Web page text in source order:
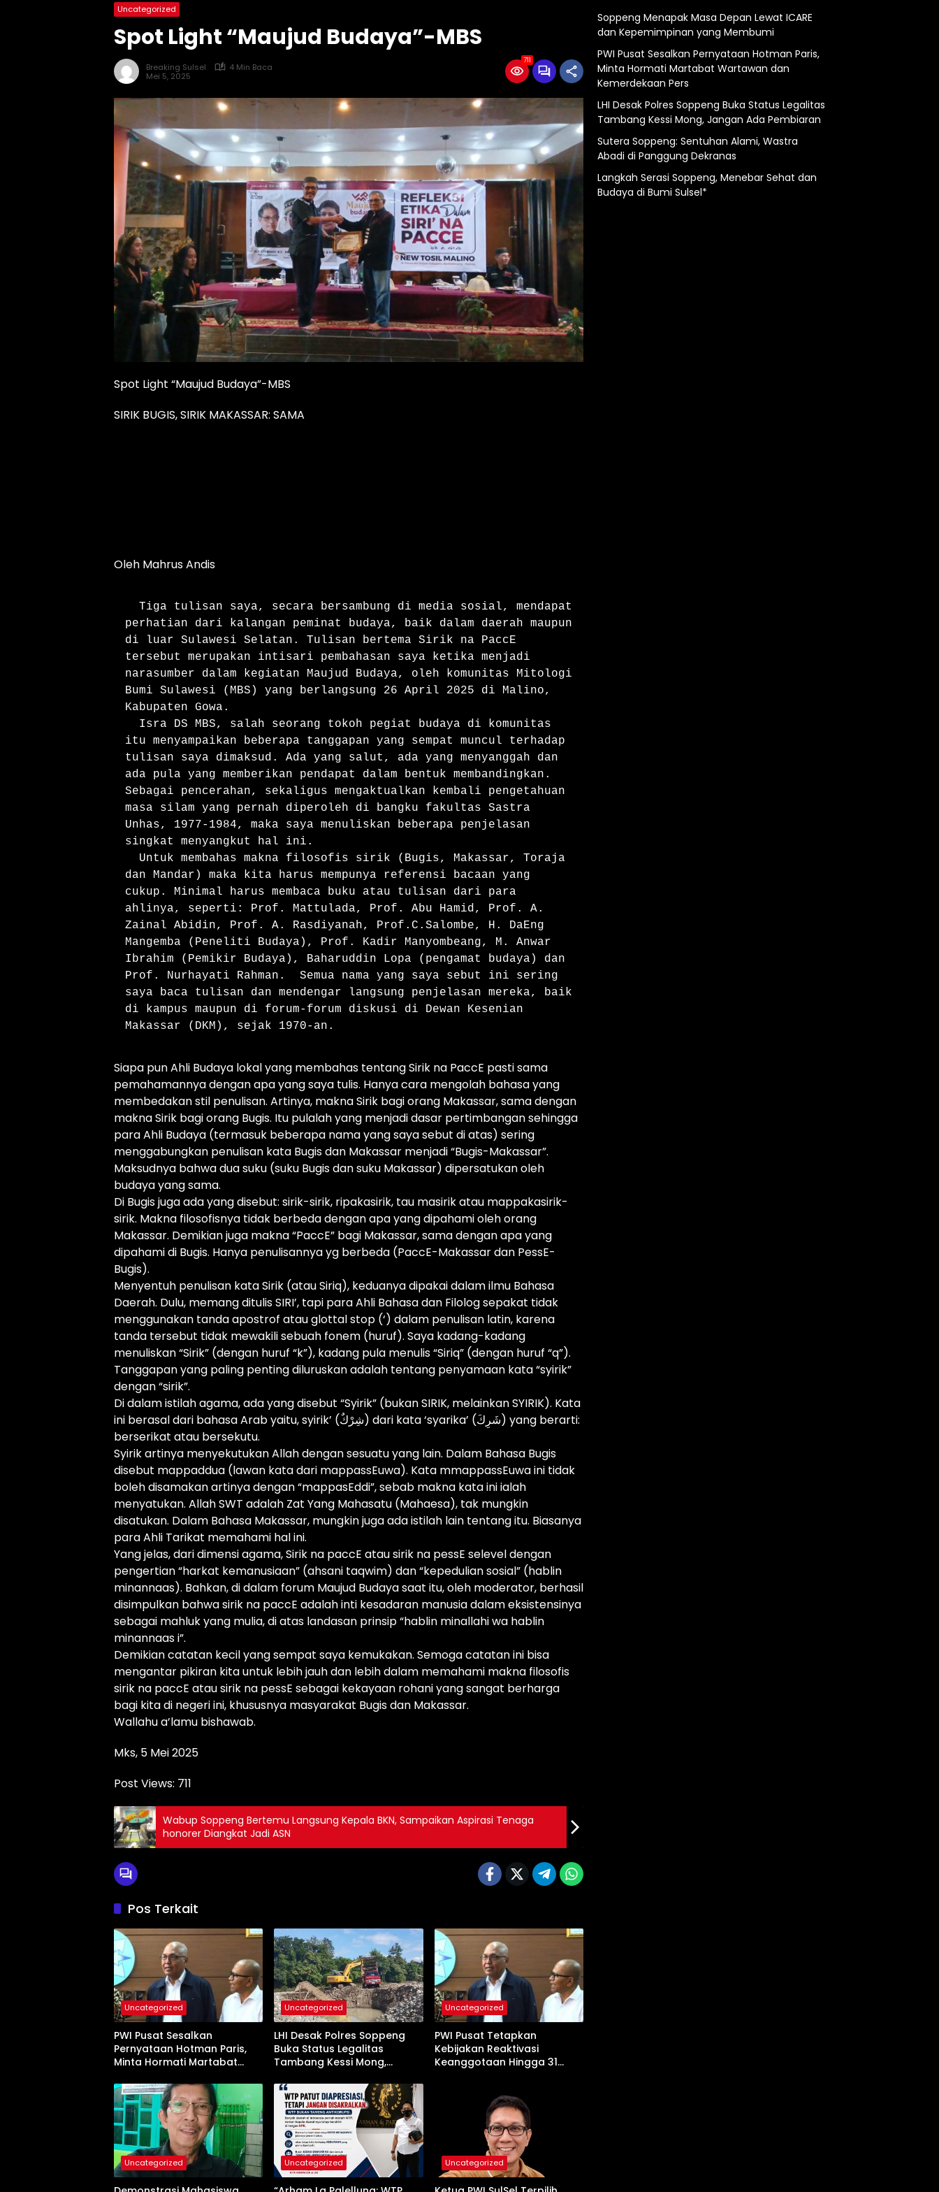
Uncategorized
Spot Light “Maujud Budaya”-MBS
Breaking Sulsel
4 Min Baca
Mei 5, 2025
711
Spot Light “Maujud Budaya”-MBS
SIRIK BUGIS, SIRIK MAKASSAR: SAMA
Oleh Mahrus Andis
perhatian dari kalangan peminat budaya, baik dalam daerah maupun
di luar Sulawesi Selatan. Tulisan bertema Sirik na PaccE
tersebut merupakan intisari pembahasan saya ketika menjadi
narasumber dalam kegiatan Maujud Budaya, oleh komunitas Mitologi
Bumi Sulawesi (MBS) yang berlangsung 26 April 2025 di Malino,
Kabupaten Gowa.
itu menyampaikan beberapa tanggapan yang sempat muncul terhadap
tulisan saya dimaksud. Ada yang salut, ada yang menyanggah dan
ada pula yang memberikan pendapat dalam bentuk membandingkan.
Sebagai pencerahan, sekaligus mengaktualkan kembali pengetahuan
masa silam yang pernah diperoleh di bangku fakultas Sastra
Unhas, 1977-1984, maka saya menuliskan beberapa penjelasan
singkat menyangkut hal ini.
dan Mandar) maka kita harus mempunya referensi bacaan yang
cukup. Minimal harus membaca buku atau tulisan dari para
ahlinya, seperti: Prof. Mattulada, Prof. Abu Hamid, Prof. A.
Zainal Abidin, Prof. A. Rasdiyanah, Prof.C.Salombe, H. DaEng
Mangemba (Peneliti Budaya), Prof. Kadir Manyombeang, M. Anwar
Ibrahim (Pemikir Budaya), Baharuddin Lopa (pengamat budaya) dan
Prof. Nurhayati Rahman.  Semua nama yang saya sebut ini sering
saya baca tulisan dan mendengar langsung penjelasan mereka, baik
di kampus maupun di forum-forum diskusi di Dewan Kesenian
Makassar (DKM), sejak 1970-an.
Siapa pun Ahli Budaya lokal yang membahas tentang Sirik na PaccE pasti sama
pemahamannya dengan apa yang saya tulis. Hanya cara mengolah bahasa yang
membedakan stil penulisan. Artinya, makna Sirik bagi orang Makassar, sama dengan
makna Sirik bagi orang Bugis. Itu pulalah yang menjadi dasar pertimbangan sehingga
para Ahli Budaya (termasuk beberapa nama yang saya sebut di atas) sering
menggabungkan penulisan kata Bugis dan Makassar menjadi “Bugis-Makassar”.
Maksudnya bahwa dua suku (suku Bugis dan suku Makassar) dipersatukan oleh
budaya yang sama.
Di Bugis juga ada yang disebut: sirik-sirik, ripakasirik, tau masirik atau mappakasirik-
sirik. Makna filosofisnya tidak berbeda dengan apa yang dipahami oleh orang
Makassar. Demikian juga makna “PaccE” bagi Makassar, sama dengan apa yang
dipahami di Bugis. Hanya penulisannya yg berbeda (PaccE-Makassar dan PessE-
Bugis).
Menyentuh penulisan kata Sirik (atau Siriq), keduanya dipakai dalam ilmu Bahasa
Daerah. Dulu, memang ditulis SIRI’, tapi para Ahli Bahasa dan Filolog sepakat tidak
menggunakan tanda apostrof atau glottal stop (‘) dalam penulisan latin, karena
tanda tersebut tidak mewakili sebuah fonem (huruf). Saya kadang-kadang
menuliskan “Sirik” (dengan huruf “k”), kadang pula menulis “Siriq” (dengan huruf “q”).
Tanggapan yang paling penting diluruskan adalah tentang penyamaan kata “syirik”
dengan “sirik”.
Di dalam istilah agama, ada yang disebut “Syirik” (bukan SIRIK, melainkan SYIRIK). Kata
ini berasal dari bahasa Arab yaitu, syirik’ (شِرْكٌ) dari kata ‘syarika’ (شَرِكَ) yang berarti:
berserikat atau bersekutu.
Syirik artinya menyekutukan Allah dengan sesuatu yang lain. Dalam Bahasa Bugis
disebut mappaddua (lawan kata dari mappassEuwa). Kata mmappassEuwa ini tidak
boleh disamakan artinya dengan “mappasEddi”, sebab makna kata ini ialah
menyatukan. Allah SWT adalah Zat Yang Mahasatu (Mahaesa), tak mungkin
disatukan. Dalam Bahasa Makassar, mungkin juga ada istilah lain tentang itu. Biasanya
para Ahli Tarikat memahami hal ini.
Yang jelas, dari dimensi agama, Sirik na paccE atau sirik na pessE selevel dengan
pengertian “harkat kemanusiaan” (ahsani taqwim) dan “kepedulian sosial” (hablin
minannaas). Bahkan, di dalam forum Maujud Budaya saat itu, oleh moderator, berhasil
disimpulkan bahwa sirik na paccE adalah inti kesadaran manusia dalam eksistensinya
sebagai mahluk yang mulia, di atas landasan prinsip “hablin minallahi wa hablin
minannaas i”.
Demikian catatan kecil yang sempat saya kemukakan. Semoga catatan ini bisa
mengantar pikiran kita untuk lebih jauh dan lebih dalam memahami makna filosofis
sirik na paccE atau sirik na pessE sebagai kekayaan rohani yang sangat berharga
bagi kita di negeri ini, khususnya masyarakat Bugis dan Makassar.
Wallahu a’lamu bishawab.
Mks, 5 Mei 2025
Post Views: 711
Wabup Soppeng Bertemu Langsung Kepala BKN, Sampaikan Aspirasi Tenaga
honorer Diangkat Jadi ASN
Pos Terkait
Uncategorized
PWI Pusat Sesalkan
Pernyataan Hotman Paris,
Minta Hormati Martabat
Kemerdekaan Pers
Uncategorized
LHI Desak Polres Soppeng
Buka Status Legalitas
Tambang Kessi Mong,
Uncategorized
PWI Pusat Tetapkan
Kebijakan Reaktivasi
Keanggotaan Hingga 31
Uncategorized Uncategorized Uncategorized
Soppeng Menapak Masa Depan Lewat ICARE
dan Kepemimpinan yang Membumi
PWI Pusat Sesalkan Pernyataan Hotman Paris,
Minta Hormati Martabat Wartawan dan
Kemerdekaan Pers
LHI Desak Polres Soppeng Buka Status Legalitas
Tambang Kessi Mong, Jangan Ada Pembiaran
Sutera Soppeng: Sentuhan Alami, Wastra
Abadi di Panggung Dekranas
Langkah Serasi Soppeng, Menebar Sehat dan
Budaya di Bumi Sulsel*